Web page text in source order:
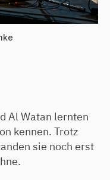
Al Watan lernten
kennen. Trotz
sie noch erst